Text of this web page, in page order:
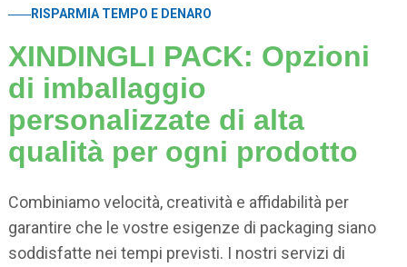
RISPARMIA TEMPO E DENARO
XINDINGLI PACK: Opzioni
di imballaggio
personalizzate di alta
qualità per ogni prodotto
Combiniamo velocità, creatività e affidabilità per
garantire che le vostre esigenze di packaging siano
soddisfatte nei tempi previsti. I nostri servizi di